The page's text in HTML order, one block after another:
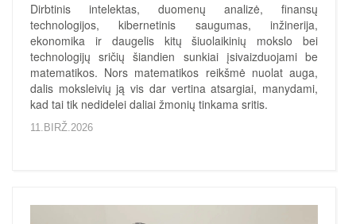
Dirbtinis intelektas, duomenų analizė, finansų
technologijos, kibernetinis saugumas, inžinerija,
ekonomika ir daugelis kitų šiuolaikinių mokslo bei
technologijų sričių šiandien sunkiai įsivaizduojami be
matematikos. Nors matematikos reikšmė nuolat auga,
dalis moksleivių ją vis dar vertina atsargiai, manydami,
kad tai tik nedidelei daliai žmonių tinkama sritis.
11.BIRŽ.2026